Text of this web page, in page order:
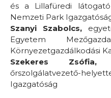
és a Lillafüredi
Nemzeti Park
Szanyi Szabolcs,
Egyetem
Környezetgazdálkodási
Szekeres
őrszolgálatvezető-
Igazgatóság